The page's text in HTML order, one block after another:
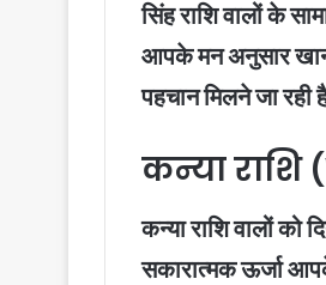
सिंह राशि वालों के
आपके मन अनुसार
पहचान मिलने जा
कन्या राशि
कन्या राशि वालों
सकारात्मक ऊर्जा